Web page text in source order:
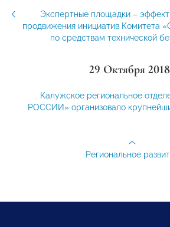
Экспертные площадки –
продвижения инициатив
по средствам технической
29 Октября 2018
Калужское региональное
РОССИИ» организовало
Региональное